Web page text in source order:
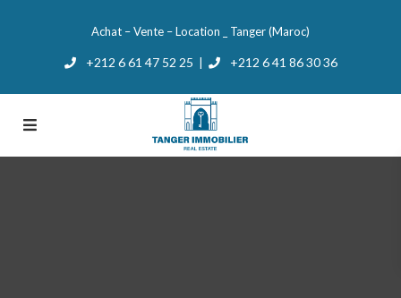
Achat – Vente – Location _ Tanger (Maroc)
+212 6 61 47 52 25 +212 6 41 86 30 36